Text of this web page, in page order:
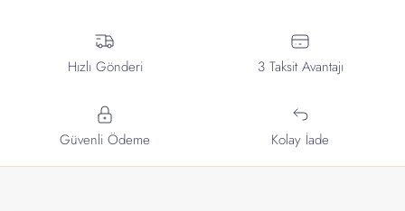
Hızlı Gönderi 3 Taksit Avantajı
Güvenli Ödeme Kolay İade